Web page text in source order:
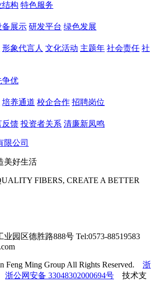
结构 特色服务
备展示 研发平台 绿色发展
形象代言人 文化活动 主题年 社会责任 社
争优
培养通道 校企合作 招聘岗位
反馈 投资者关系 清廉新凤鸣
美好生活
FIBERS, CREATE A BETTER
业园区德胜路888号 Tel:0573-88519583
Feng Ming Group All Rights Reserved. 浙
浙公网安备 33048302000694号 技术支